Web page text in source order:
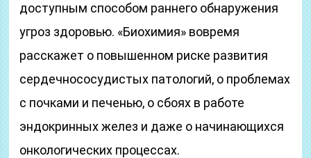
доступным способом раннего обнаружения
угроз здоровью. «Биохимия» вовремя
расскажет о повышенном риске развития
сердечнососудистых патологий, о проблемах
с почками и печенью, о сбоях в работе
эндокринных желез и даже о начинающихся
онкологических процессах.